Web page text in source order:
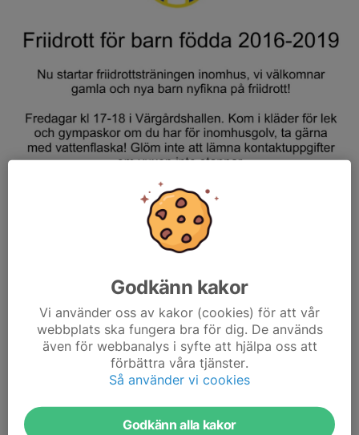
Godkänn kakor
Vi använder oss av kakor (cookies) för att vår
webbplats ska fungera bra för dig. De används
även för webbanalys i syfte att hjälpa oss att
förbättra våra tjänster.
Så använder vi cookies
Godkänn alla kakor